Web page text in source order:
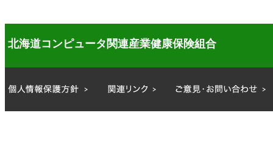
北海道コンピュータ関連産業健康保険組合